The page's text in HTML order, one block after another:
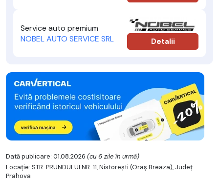
Service auto premium
NOBEL AUTO SERVICE SRL
Detalii
Dată publicare: 01.08.2026 (cu 6 zile în urmă)
Locație: STR. PRUNDULUI NR. 11, Nistoreşti (Oraş Breaza), Județ
Prahova